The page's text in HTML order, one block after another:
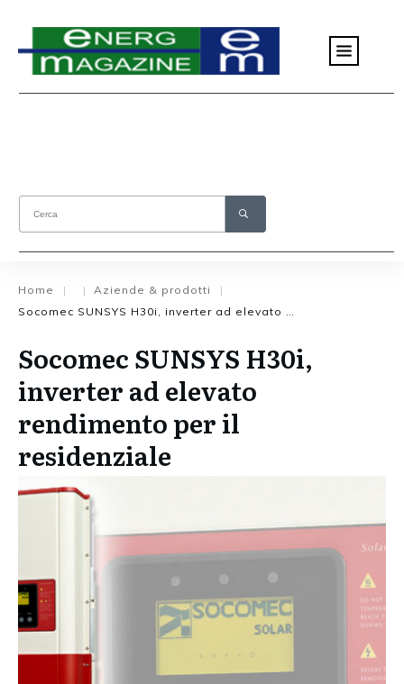
Home | | Aziende & prodotti
|
Socomec SUNSYS H30i,
inverter ad elevato
rendimento per il
residenziale